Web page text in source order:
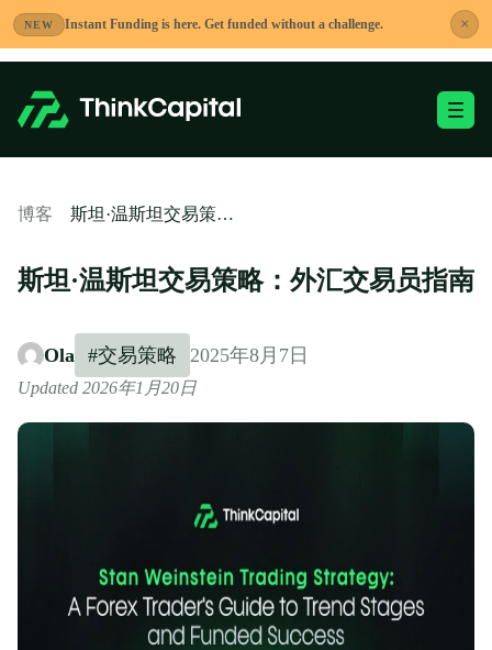
NEW Instant Funding is here. Get funded without a challenge. ×
到
内
切换移动端菜单
博客 斯坦·温斯坦交易策略：外汇交易员指南
斯坦·温斯坦交易策略：外汇交易员指南
Ola #交易策略 2025年8月7日
Updated 2026年1月20日